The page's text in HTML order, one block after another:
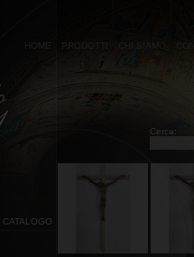
HOME PRODOTTI CHI SIAMO
Cerca:
CATALOGO